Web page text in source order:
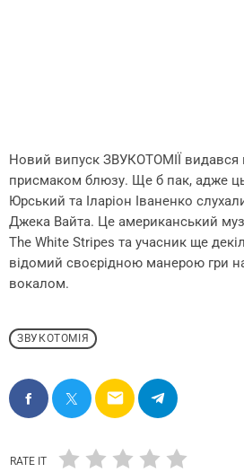
Новий випуск ЗВУКОТОМІЇ видався
присмаком блюзу. Ще б пак, адже
Юрський та Іларіон Іваненко
Джека Вайта. Це американський
The White Stripes та учасник ще
відомий своєрідною манерою гри
вокалом.
ЗВУКОТОМІЯ
email
RATE IT